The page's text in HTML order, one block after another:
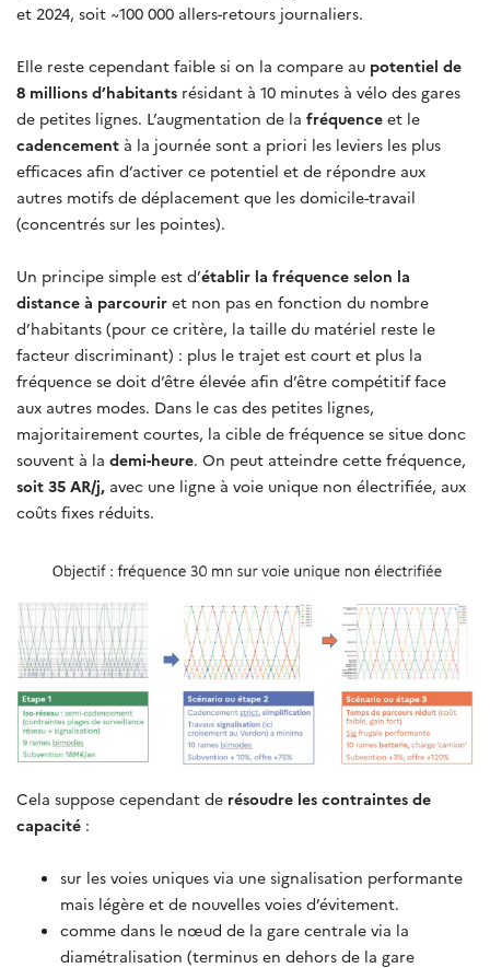
et 2024, soit ~100 000 allers-retours journaliers.
Elle reste cependant faible si on la compare au potentiel de
8 millions d’habitants résidant à 10 minutes à vélo des gares
de petites lignes. L’augmentation de la fréquence et le
cadencement à la journée sont a priori les leviers les plus
efficaces afin d’activer ce potentiel et de répondre aux
autres motifs de déplacement que les domicile-travail
(concentrés sur les pointes).
Un principe simple est d’établir la fréquence selon la
distance à parcourir et non pas en fonction du nombre
d’habitants (pour ce critère, la taille du matériel reste le
facteur discriminant) : plus le trajet est court et plus la
fréquence se doit d’être élevée afin d’être compétitif face
aux autres modes. Dans le cas des petites lignes,
majoritairement courtes, la cible de fréquence se situe donc
souvent à la demi-heure. On peut atteindre cette fréquence,
soit 35 AR/j, avec une ligne à voie unique non électrifiée, aux
coûts fixes réduits.
Cela suppose cependant de résoudre les contraintes de
capacité :
sur les voies uniques via une signalisation performante
mais légère et de nouvelles voies d’évitement.
comme dans le nœud de la gare centrale via la
diamétralisation (terminus en dehors de la gare